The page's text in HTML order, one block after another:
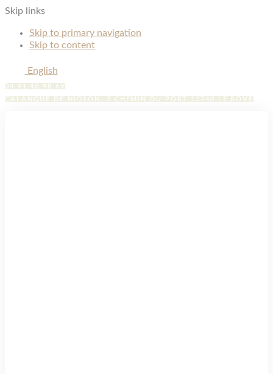
Skip links
Skip to primary navigation
Skip to content
English
04 91 46 98 69
CALANQUE DE NIOLON, 3 CHEMIN DU PORT 13740 LE ROVE